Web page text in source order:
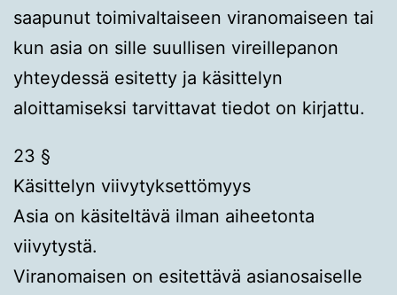
saapunut toimivaltaiseen viranomaiseen tai
kun asia on sille suullisen vireillepanon
yhteydessä esitetty ja käsittelyn
aloittamiseksi tarvittavat tiedot on kirjattu.
23 §
Käsittelyn viivytyksettömyys
Asia on käsiteltävä ilman aiheetonta
viivytystä.
Viranomaisen on esitettävä asianosaiselle